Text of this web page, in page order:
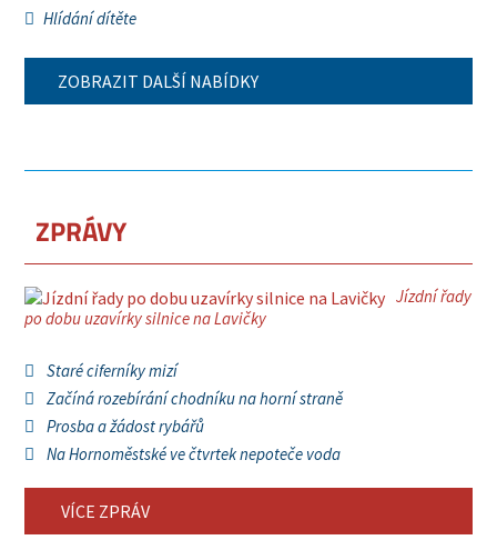
Hlídání dítěte
ZOBRAZIT DALŠÍ NABÍDKY
ZPRÁVY
Jízdní řady
po dobu uzavírky silnice na Lavičky
Staré ciferníky mizí
Začíná rozebírání chodníku na horní straně
Prosba a žádost rybářů
Na Hornoměstské ve čtvrtek nepoteče voda
VÍCE ZPRÁV